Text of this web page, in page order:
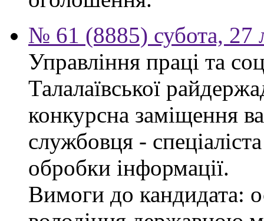
№ 61 (8885) субота, 27
Управління праці та
Талалаївської
конкурсна заміщення
службовця -
обробки інформації.
Вимоги до кандидата: